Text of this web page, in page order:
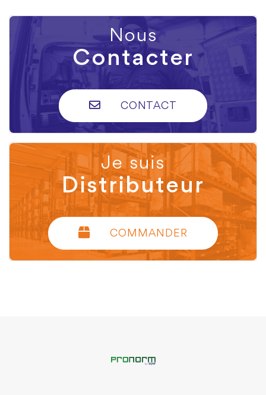
Nous
Contacter
CONTACT
Je suis
Distributeur
COMMANDER